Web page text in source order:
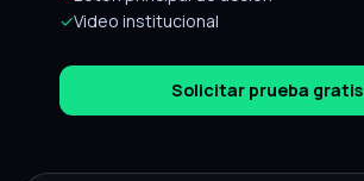
✓Video institucional
Solicitar prueba gratis